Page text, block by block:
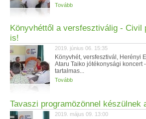
Tovább
Könyvhéttől a versfesztiválig - Civil
is!
2019. június 06. 15:35
Könyvhét, versfesztivál, Herényi
Ataru Taiko jótékonysági koncert
tartalmas...
Tovább
Tavaszi programözönnel készülnek
2019. május 09. 13:00